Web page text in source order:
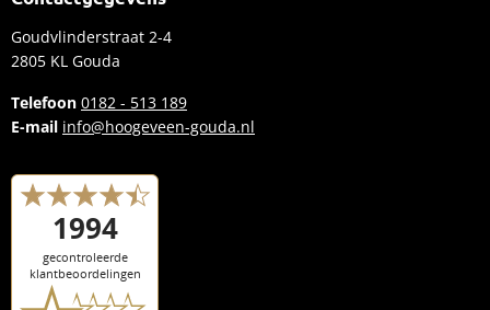
Accessoires
Inruilvoorstel aanvragen
Plan een proefrit
E-bike merken
Kennisbank
Goudvlinderstraat 2-4
2805 KL Gouda
Telefoon 0182 - 513 189
E-mail info@hoogeveen-gouda.nl